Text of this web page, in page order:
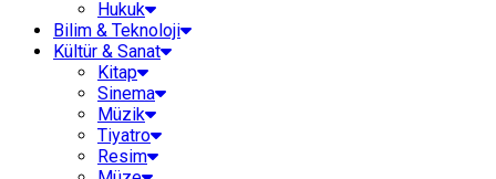
Hukuk
Bilim & Teknoloji
Kültür & Sanat
Kitap
Sinema
Müzik
Tiyatro
Resim